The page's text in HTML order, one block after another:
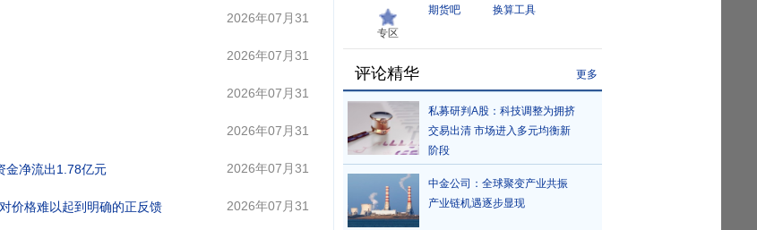
日 08:26
2026年07月31
日 21:22
2026年07月31
日 19:03
2026年07月31
日 18:41
2026年07月31
日 16:20
金净流出1.78亿元 2026年07月31
日 16:16
价格难以起到明确的正反馈 2026年07月31
专区
期货吧 换算工具
评论精华 更多
私募研判A股：科技调整为拥挤
交易出清 市场进入多元均衡新
阶段
中金公司：全球聚变产业共振
产业链机遇逐步显现